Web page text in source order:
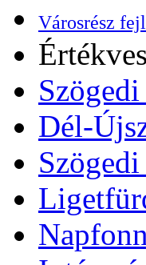
Városrész
Dél-